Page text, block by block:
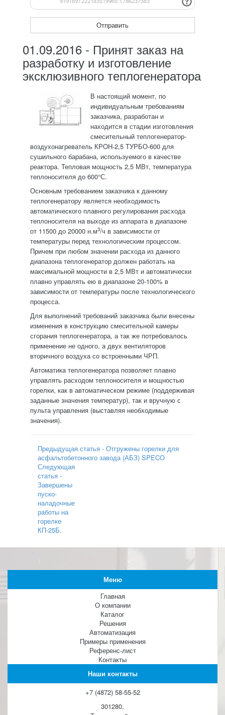
01.09.2016 - Принят заказ на
разработку и изготовление
эксклюзивного теплогенератора
В настоящий момент, по
индивидуальным требованиям
заказчика, разработан и
находится в стадии изготовления
смесительный теплогенератор-
воздухонагреватель КРОН-2,5 ТУРБО-600 для
сушильного барабана, используемого в качестве
реактора. Тепловая мощность 2,5 МВт, температура
теплоносителя до 600°С.
Основным требованием заказчика к данному
теплогенератору является необходимость
автоматического плавного регулирования расхода
теплоносителя на выходе из аппарата в диапазоне
от 11500 до 20000 н.м3/ч в зависимости от
температуры перед технологическим процессом.
Причем при любом значении расхода из данного
диапазона теплогенератор должен работать на
максимальной мощности в 2,5 МВт и автоматически
плавно управлять ею в диапазоне 20-100% в
зависимости от температуры после технологического
процесса.
Для выполнений требований заказчика были внесены
изменения в конструкцию смесительной камеры
сгорания теплогенератора, а так же потребовалось
применение не одного, а двух вентиляторов
вторичного воздуха со встроенными ЧРП.
Автоматика теплогенератора позволяет плавно
управлять расходом теплоносителя и мощностью
горелки, как в автоматическом режиме (поддерживая
заданные значения температур), так и вручную с
пульта управления (выставляя необходимые
значения).
Предыдущая статья - Отгружены горелки для
асфальтобетонного завода (АБЗ) SPECO
Следующая
статья -
Завершены
пуско-
наладочные
работы на
горелке
КП-25Б.
Меню
Главная
О компании
Каталог
Решения
Автоматизация
Примеры применения
Референс-лист
Контакты
Наши контакты
+7 (4872) 58-55-52
301280,